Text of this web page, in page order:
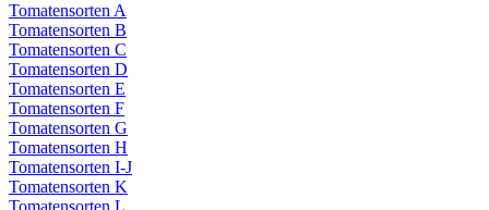
Tomatensorten A
Tomatensorten B
Tomatensorten C
Tomatensorten D
Tomatensorten E
Tomatensorten F
Tomatensorten G
Tomatensorten H
Tomatensorten I-J
Tomatensorten K
Tomatensorten L